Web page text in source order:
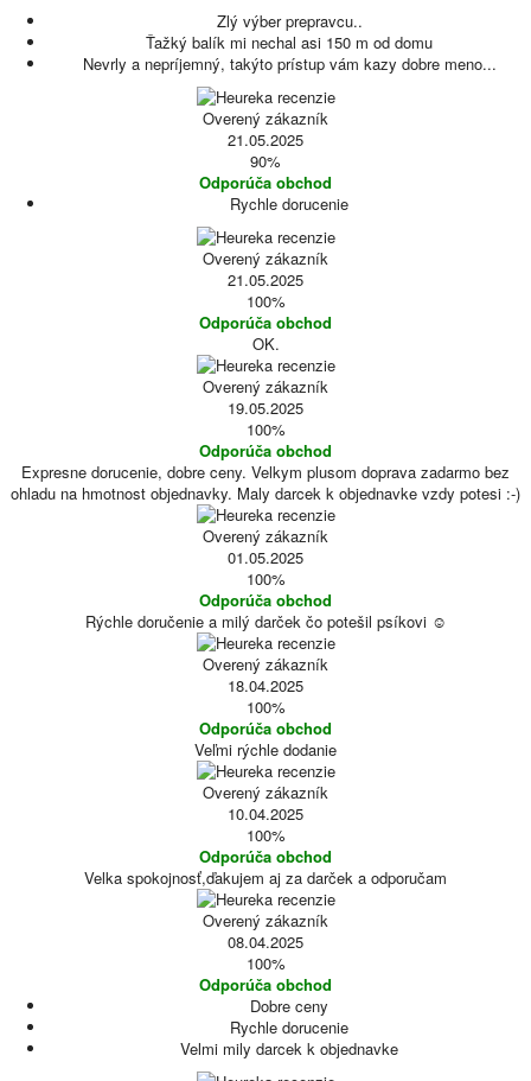
Zlý výber prepravcu..
Ťažký balík mi nechal asi 150 m od domu
Nevrly a nepríjemný, takýto prístup vám kazy dobre meno...
Overený zákazník
21.05.2025
90%
Odporúča obchod
Rychle dorucenie
Overený zákazník
21.05.2025
100%
Odporúča obchod
OK.
Overený zákazník
19.05.2025
100%
Odporúča obchod
Expresne dorucenie, dobre ceny. Velkym plusom doprava zadarmo bez
ohladu na hmotnost objednavky. Maly darcek k objednavke vzdy potesi :-)
Overený zákazník
01.05.2025
100%
Odporúča obchod
Rýchle doručenie a milý darček čo potešil psíkovi ☺️
Overený zákazník
18.04.2025
100%
Odporúča obchod
Veľmi rýchle dodanie
Overený zákazník
10.04.2025
100%
Odporúča obchod
Velka spokojnosť,ďakujem aj za darček a odporučam
Overený zákazník
08.04.2025
100%
Odporúča obchod
Dobre ceny
Rychle dorucenie
Velmi mily darcek k objednavke